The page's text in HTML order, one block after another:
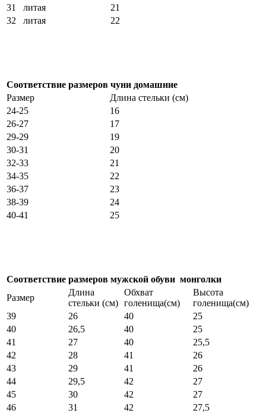
31 литая
21
32 литая
22
Соответствие размеров чуни домашние
Размер
Длина стельки (см)
24-25
16
26-27
17
29-29
19
30-31
20
32-33
21
34-35
22
36-37
23
38-39
24
40-41
25
Соответствие размеров мужской обуви монголки
Размер
Длина
стельки (см)
Обхват
голенища(см)
Высота
голенища(см)
39
26 40
25
40
26,5 40
25
41
27 40
25,5
42
28 41
26
43
29 41
26
44
29,5 42
27
45
30 42
27
46
31 42 27,5